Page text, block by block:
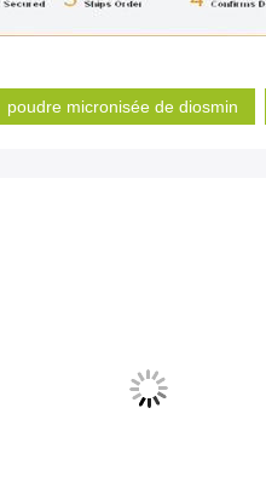
poudre micronisée de diosmin